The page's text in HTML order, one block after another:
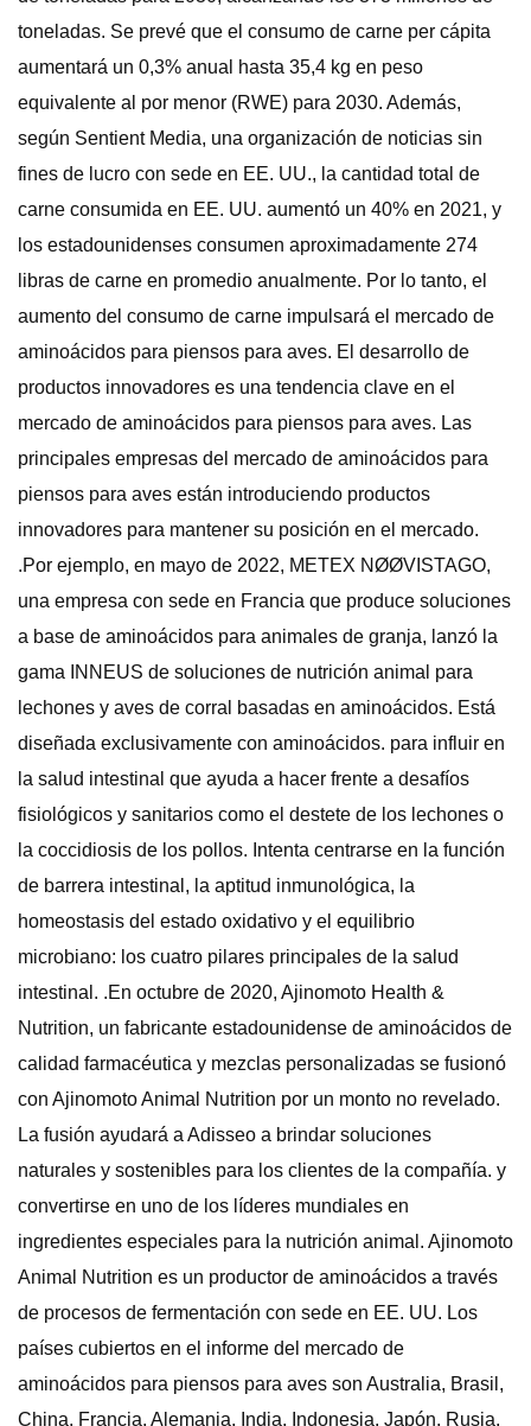
toneladas. Se prevé que el consumo de carne per cápita
aumentará un 0,3% anual hasta 35,4 kg en peso
equivalente al por menor (RWE) para 2030. Además,
según Sentient Media, una organización de noticias sin
fines de lucro con sede en EE. UU., la cantidad total de
carne consumida en EE. UU. aumentó un 40% en 2021, y
los estadounidenses consumen aproximadamente 274
libras de carne en promedio anualmente. Por lo tanto, el
aumento del consumo de carne impulsará el mercado de
aminoácidos para piensos para aves. El desarrollo de
productos innovadores es una tendencia clave en el
mercado de aminoácidos para piensos para aves. Las
principales empresas del mercado de aminoácidos para
piensos para aves están introduciendo productos
innovadores para mantener su posición en el mercado.
.Por ejemplo, en mayo de 2022, METEX NØØVISTAGO,
una empresa con sede en Francia que produce soluciones
a base de aminoácidos para animales de granja, lanzó la
gama INNEUS de soluciones de nutrición animal para
lechones y aves de corral basadas en aminoácidos. Está
diseñada exclusivamente con aminoácidos. para influir en
la salud intestinal que ayuda a hacer frente a desafíos
fisiológicos y sanitarios como el destete de los lechones o
la coccidiosis de los pollos. Intenta centrarse en la función
de barrera intestinal, la aptitud inmunológica, la
homeostasis del estado oxidativo y el equilibrio
microbiano: los cuatro pilares principales de la salud
intestinal. .En octubre de 2020, Ajinomoto Health &
Nutrition, un fabricante estadounidense de aminoácidos de
calidad farmacéutica y mezclas personalizadas se fusionó
con Ajinomoto Animal Nutrition por un monto no revelado.
La fusión ayudará a Adisseo a brindar soluciones
naturales y sostenibles para los clientes de la compañía. y
convertirse en uno de los líderes mundiales en
ingredientes especiales para la nutrición animal. Ajinomoto
Animal Nutrition es un productor de aminoácidos a través
de procesos de fermentación con sede en EE. UU. Los
países cubiertos en el informe del mercado de
aminoácidos para piensos para aves son Australia, Brasil,
China, Francia, Alemania, India, Indonesia, Japón, Rusia,